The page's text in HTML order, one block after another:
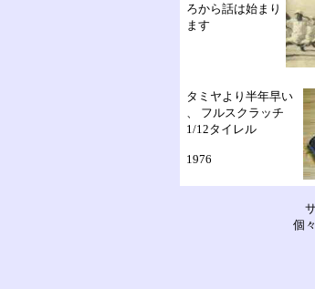
ろから話は始まり
ます
タミヤより半年早い
、 フルスクラッチ
1/12タイレル
1976
個